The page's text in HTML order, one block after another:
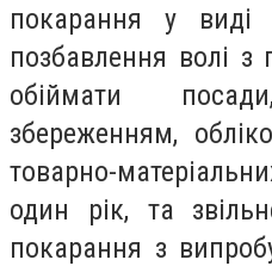
покарання у виді
позбавлення волі
обіймати
збереженням,
товарно-
один рік, та
покарання з